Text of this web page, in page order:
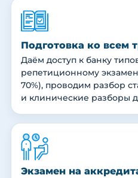
Подготовка ко всем
Даём доступ к банку
репетиционному
70%), проводим разбор
и клинические разборы
Экзамен на